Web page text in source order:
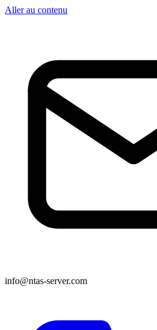
Aller au contenu
info@ntas-server.com